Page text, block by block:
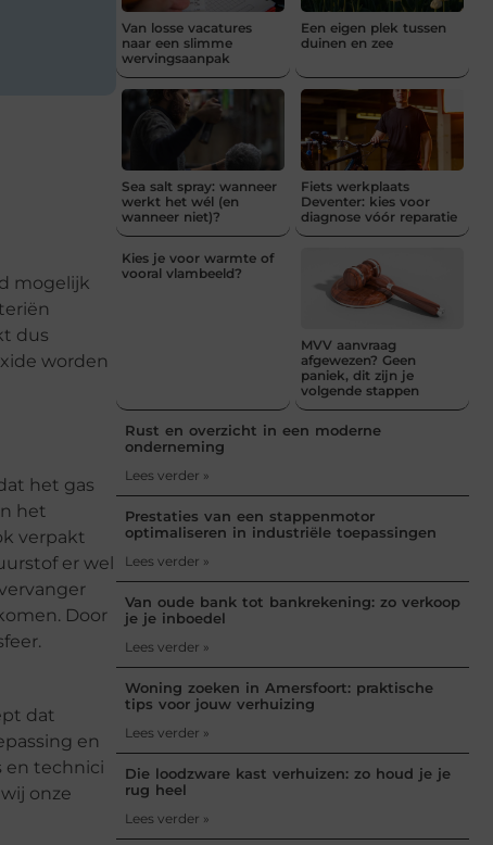
mogelijk
dus
worden
het gas
het
verpakt
er wel
Door
dat
en
en technici
onze
Van losse vacatures
naar een slimme
wervingsaanpak
Een eigen plek tussen
duinen en zee
Sea salt spray: wanneer
werkt het wél (en
wanneer niet)?
Fiets werkplaats
Deventer: kies voor
diagnose vóór reparatie
Kies je voor warmte of
vooral vlambeeld?
MVV aanvraag
afgewezen? Geen
paniek, dit zijn je
volgende stappen
Rust en overzicht in een moderne
onderneming
Lees verder »
Prestaties van een stappenmotor
optimaliseren in industriële toepassingen
Lees verder »
Van oude bank tot bankrekening: zo verkoop
je je inboedel
Lees verder »
Woning zoeken in Amersfoort: praktische
tips voor jouw verhuizing
Lees verder »
Die loodzware kast verhuizen: zo houd je je
rug heel
Lees verder »